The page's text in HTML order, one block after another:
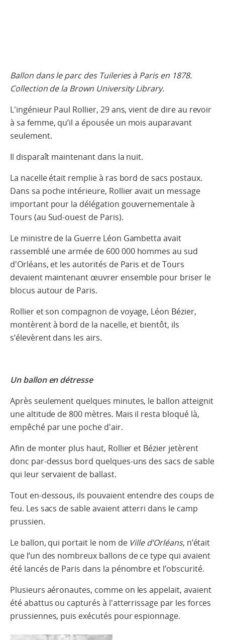
Ballon dans le parc des Tuileries à Paris en 1878.
Collection de la Brown University Library.
L'ingénieur Paul Rollier, 29 ans, vient de dire au revoir
à sa femme, qu’il a épousée un mois auparavant
seulement.
Il disparaît maintenant dans la nuit.
La nacelle était remplie à ras bord de sacs postaux.
Dans sa poche intérieure, Rollier avait un message
important pour la délégation gouvernementale à
Tours (au Sud-ouest de Paris).
Le ministre de la Guerre Léon Gambetta avait
rassemblé une armée de 600 000 hommes au sud
d'Orléans, et les autorités de Paris et de Tours
devaient maintenant œuvrer ensemble pour briser le
blocus autour de Paris.
Rollier et son compagnon de voyage, Léon Bézier,
montèrent à bord de la nacelle, et bientôt, ils
s’élevèrent dans les airs.
Un ballon en détresse
Après seulement quelques minutes, le ballon atteignit
une altitude de 800 mètres. Mais il resta bloqué là,
empêché par une poche d'air.
Afin de monter plus haut, Rollier et Bézier jetèrent
donc par-dessus bord quelques-uns des sacs de sable
qui leur servaient de ballast.
Tout en-dessous, ils pouvaient entendre des coups de
feu. Les sacs de sable avaient atterri dans le camp
prussien.
Le ballon, qui portait le nom de Ville d’Orléans, n’était
que l’un des nombreux ballons de ce type qui avaient
été lancés de Paris dans la pénombre et l’obscurité.
Plusieurs aéronautes, comme on les appelait, avaient
été abattus ou capturés à l'atterrissage par les forces
prussiennes, puis exécutés pour espionnage.